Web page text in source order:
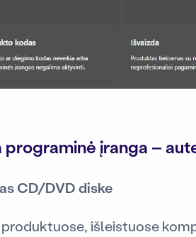
įranga –
CD/DVD diske
išleistuose